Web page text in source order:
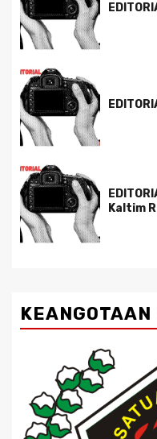
Kaltim
KEANGOTAAN